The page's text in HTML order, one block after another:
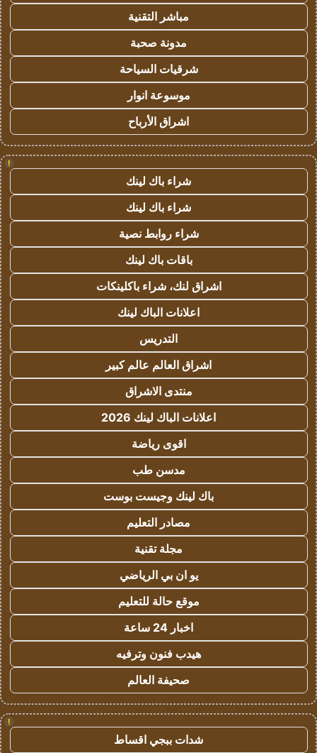
مباشر التقنية
مدونة صحبة
شرقيات السياحة
موسوعة انوار
اشراق الأرباح
!
شراء باك لينك
شراء باك لينك
شراء روابط نصية
باقات باك لينك
اشراق لنك، شراء باكلينكات
اعلانات الباك لينك
التدريس
اشراق العالم عالم كبير
منتدى الاشراق
اعلانات الباك لينك 2026
اقوى رياضة
مدسن طب
باك لينك وجيست بوست
مصادر التعليم
مجلة تقنية
يو ان بي الرياضي
موقع حالة للتعليم
اخبار 24 ساعة
هيدب فنون وترفيه
صحيفة العالم
!
شدات ببجي اقساط